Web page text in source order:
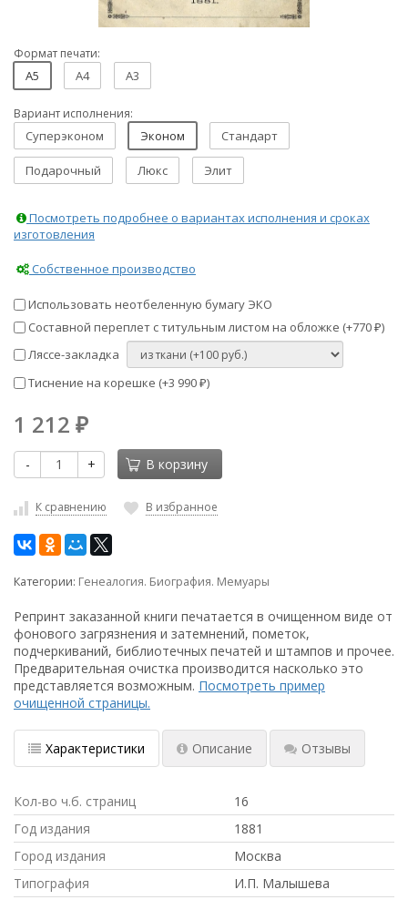
Формат печати:
A5 A4 A3
Вариант исполнения:
Суперэконом Эконом Стандарт
Подарочный Люкс Элит
Посмотреть подробнее о вариантах исполнения и сроках
изготовления
Собственное производство
Использовать неотбеленную бумагу ЭКО
Составной переплет с титульным листом на обложке (+770 ₽)
Ляссе-закладка
Тиснение на корешке (+3 990 ₽)
1 212 ₽
- + В корзину
К сравнению В избранное
Категории: Генеалогия. Биография. Мемуары
Репринт заказанной книги печатается в очищенном виде от
фонового загрязнения и затемнений, пометок,
подчеркиваний, библиотечных печатей и штампов и прочее.
Предварительная очистка производится насколько это
представляется возможным. Посмотреть пример
очищенной страницы.
Характеристики Описание Отзывы
Кол-во ч.б. страниц
16
Год издания
1881
Город издания
Москва
Типография
И.П. Малышева